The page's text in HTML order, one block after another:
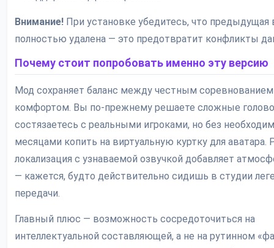
Внимание! При установке убедитесь, что предыдущая
полностью удалена — это предотвратит конфликты
Почему стоит попробовать именно эту версию
Мод сохраняет баланс между честным
комфортом. Вы по-прежнему решаете сложные
состязаетесь с реальными игроками, но без
месяцами копить на виртуальную куртку для аватара.
локализация с узнаваемой озвучкой добавляет
— кажется, будто действительно сидишь в студии
передачи.
Главный плюс — возможность сосредоточиться на
интеллектуальной составляющей, а не на рутинном